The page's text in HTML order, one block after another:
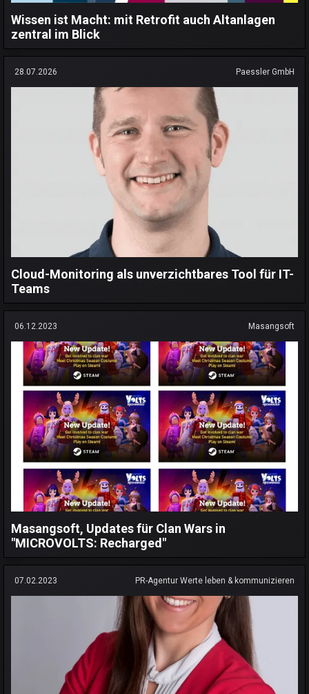
Wissen ist Macht: mit Retrofit auch Altanlagen
zentral im Blick
28.07.2026 Paessler GmbH
Cloud-Monitoring als unverzichtbares Tool für IT-
Teams
06.12.2023 Masangsoft
Masangsoft, Updates für Clan Wars in
"MICROVOLTS: Recharged"
07.02.2023 PR-Agentur Werte leben & kommunizieren